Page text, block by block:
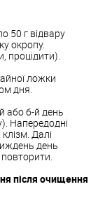
50 г відвару
окропу.
процідити).
ложки
дня.
або б-й день
Напередодні
Далі
день
після очищення